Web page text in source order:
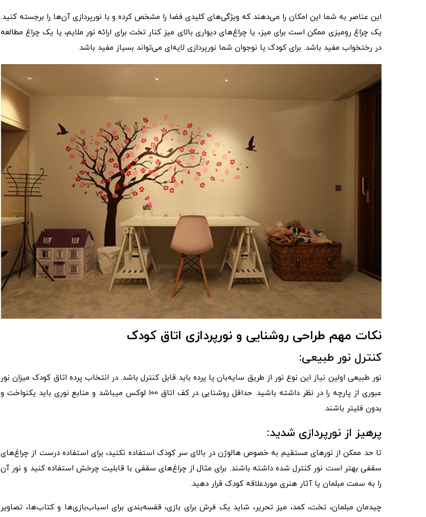
این عناصر به شما این امکان را می‌دهند که ویژگی‌های کلیدی فضا را مشخص کرده و با نورپردازی آن‌ها را برجسته کنید.
یک چراغ رومیزی ممکن است برای میز، یا چراغ‌های دیواری بالای میز کنار تخت برای ارائه نور ملایم، یا یک چراغ مطالعه
در رختخواب مفید باشد. برای کودک یا نوجوان شما نورپردازی لایه‌ای می‌تواند بسیاز مفید باشد.
نکات مهم طراحی روشنایی و نورپردازی اتاق کودک
کنترل نور طبیعی:
نور طبیعی اولین نیاز این نوع نور از طریق سایه‌بان یا پرده باید قابل کنترل باشد. در انتخاب پرده اتاق کودک میزان نور
عبوری از پارچه را در نظر داشته باشید. حداقل روشنایی در کف اتاق 100 لوکس میباشد و منابع نوری باید یکنواخت و
بدون فلیتر باشند.
پرهیز از نورپردازی شدید:
تا حد ممکن از نورهای مستقیم به‌ خصوص هالوژن در بالای سر کودک استفاده نکنید، برای استفاده درست از چراغ‌های
سقفی بهتر است نور کنترل شده داشته باشند. برای مثال از چراغ‌های سقفی با قابلیت چرخش استفاده کنید و نور آن
را به سمت مبلمان یا آثار هنری موردعلاقه کودک قرار دهید.
چیدمان مبلمان، تخت، کمد، میز تحریر، شاید یک فرش برای بازی، قفسه‌بندی برای اسباب‌بازی‌ها و کتاب‌ها، تصاویر